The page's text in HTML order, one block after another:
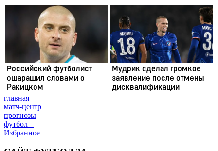
главная
матч-центр
прогнозы
футбол +
Избранное